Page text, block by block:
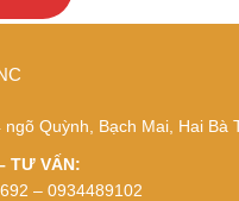
ngõ Quỳnh, Bạch Mai, Hai Bà
TƯ VẤN:
– 0934489102